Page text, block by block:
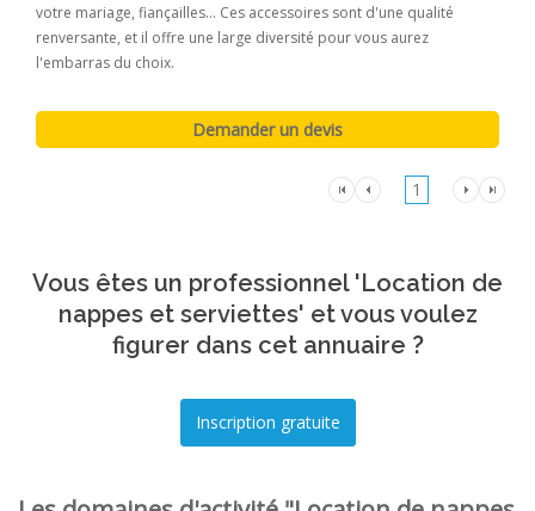
votre mariage, fiançailles... Ces accessoires sont d'une qualité
renversante, et il offre une large diversité pour vous aurez
l'embarras du choix.
1
Vous êtes un professionnel 'Location de
nappes et serviettes' et vous voulez
figurer dans cet annuaire ?